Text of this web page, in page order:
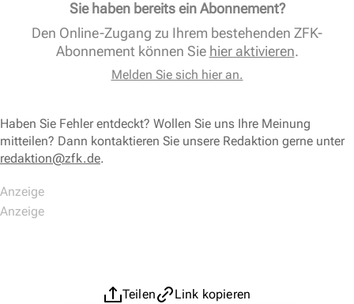
Sie haben bereits ein Abonnement?
Den Online-Zugang zu Ihrem bestehenden ZFK-
Abonnement können Sie hier aktivieren.
Melden Sie sich hier an.
Haben Sie Fehler entdeckt? Wollen Sie uns Ihre Meinung
mitteilen? Dann kontaktieren Sie unsere Redaktion gerne unter
redaktion@zfk.de.
Teilen
Link kopieren